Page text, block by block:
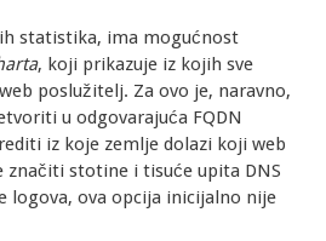
statistika, ima mogućnost
, koji prikazuje iz kojih sve
poslužitelj. Za ovo je, naravno,
u odgovarajuća FQDN
iz koje zemlje dolazi koji web
značiti stotine i tisuće upita DNS
logova, ova opcija inicijalno nije